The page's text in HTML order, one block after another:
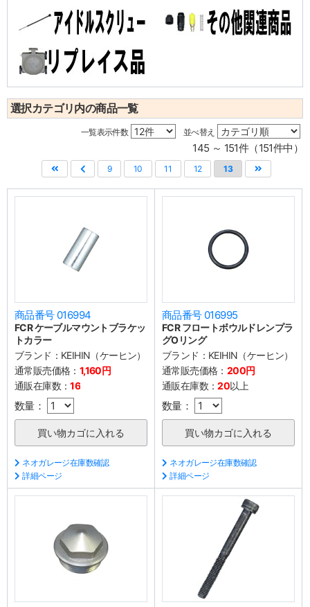
選択カテゴリ内の商品一覧
一覧表示件数 並べ替え
145 ～ 151件（151件中）
9 10 11 12 13
商品番号 016994
FCR ケーブルマウントブラケッ
トカラー
ブランド： KEIHIN（ケーヒン）
通常販売価格： 1,160円
通販在庫数：16
数量：
ネオガレージ在庫数確認
詳細ページ
商品番号 016995
FCR フロートボウルドレンプラ
グOリング
ブランド： KEIHIN（ケーヒン）
通常販売価格： 200円
通販在庫数：20以上
数量：
ネオガレージ在庫数確認
詳細ページ